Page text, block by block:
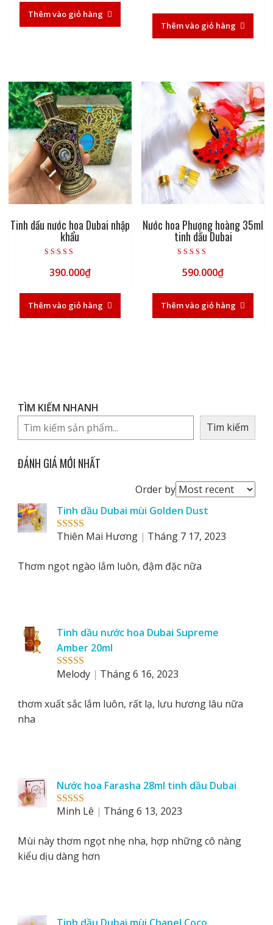
Thêm vào giỏ hàng
Thêm vào giỏ hàng
Tinh dầu nước hoa Dubai nhập
khẩu
5.00
5 sao
390.000₫
Thêm vào giỏ hàng
Nước hoa Phượng hoàng 35ml
tinh dầu Dubai
5.00
5 sao
590.000₫
Thêm vào giỏ hàng
TÌM KIẾM NHANH
Tìm kiếm
ĐÁNH GIÁ MỚI NHẤT
Order byOrder
by
Rated5 out
Tinh dầu Dubai mùi Golden Dust
Thiên Mai Hương
Tháng 7 17, 2023
Thơm ngọt ngào lắm luôn, đậm đặc nữa
Rated5out
Tinh dầu nước hoa Dubai Supreme
Amber 20ml
Melody
Tháng 6 16, 2023
thơm xuất sắc lắm luôn, rất lạ, lưu hương lâu nữa
nha
Rated 5out
Nước hoa Farasha 28ml tinh dầu Dubai
Minh Lê
Tháng 6 13, 2023
Mùi này thơm ngọt nhẹ nha, hợp những cô nàng
kiểu dịu dàng hơn